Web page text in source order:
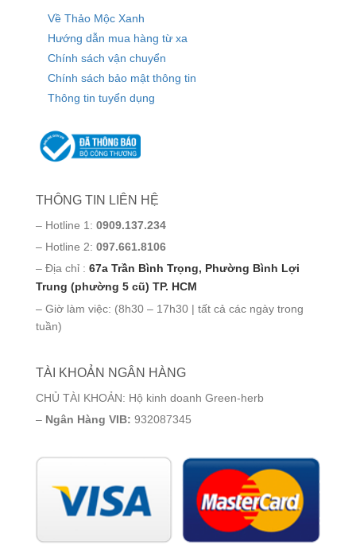
Về Thảo Mộc Xanh
Hướng dẫn mua hàng từ xa
Chính sách vận chuyển
Chính sách bảo mật thông tin
Thông tin tuyển dụng
THÔNG TIN LIÊN HỆ
– Hotline 1: 0909.137.234
– Hotline 2: 097.661.8106
– Địa chỉ : 67a Trần Bình Trọng, Phường Bình Lợi
Trung (phường 5 cũ) TP. HCM
– Giờ làm việc: (8h30 – 17h30 | tất cả các ngày trong
tuần)
TÀI KHOẢN NGÂN HÀNG
CHỦ TÀI KHOẢN: Hộ kinh doanh Green-herb
– Ngân Hàng VIB: 932087345